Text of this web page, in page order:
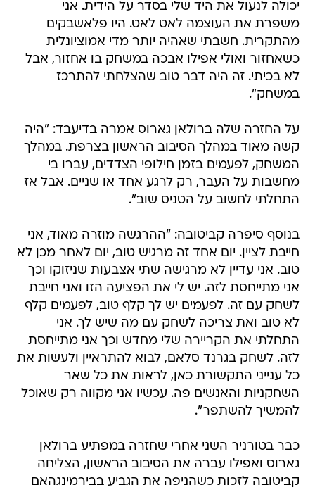
יכולה לנעול את היד שלי בסדר על הידית. אני
משפרת את העוצמה לאט לאט. היו פלאשבקים
מהתקרית. חשבתי שאהיה יותר מדי אמוציונלית
כשאחזור ואולי אפילו אבכה במשחק בו אחזור, אבל
לא בכיתי. זה היה דבר טוב שהצלחתי להתרכז
במשחק".
על החזרה שלה ברולאן גארוס אמרה בדיעבד: "היה
קשה מאוד במהלך הסיבוב הראשון בצרפת. במהלך
המשחק, לפעמים בזמן חילופי הצדדים, עברו בי
מחשבות על העבר, רק לרגע אחד או שניים. אבל אז
התחלתי לחשוב על הטניס שוב".
בנוסף סיפרה קביטובה: "ההרגשה מוזרה מאוד, אני
חייבת לציין. יום אחד זה מרגיש טוב, יום לאחר מכן לא
טוב. אני עדיין לא מרגישה שתי אצבעות שניזוקו וכך
אני מתייחסת לזה. יש לי את הפציעה הזו ואני חייבת
לשחק עם זה. לפעמים יש לך קלף טוב, לפעמים קלף
לא טוב ואת צריכה לשחק עם מה שיש לך. אני
התחלתי את הקריירה שלי מחדש וכך אני מתייחסת
לזה. לשחק בגרנד סלאם, לבוא להתראיין ולעשות את
כל ענייני התקשורת כאן, לראות את כל שאר
השחקניות והאנשים פה. עכשיו אני מקווה רק שאוכל
להמשיך להשתפר".
כבר בטורניר השני אחרי שחזרה במפתיע ברולאן
גארוס ואפילו עברה את הסיבוב הראשון, הצליחה
קביטובה לזכות כשהניפה את הגביע בבירמינגהאם